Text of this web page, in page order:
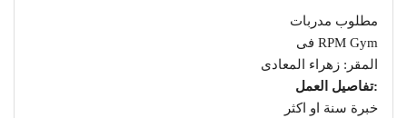
مطلوب مدربات
RPM Gym فى
المقر: زهراء المعادى
:تفاصيل العمل
خبرة سنة او اكثر